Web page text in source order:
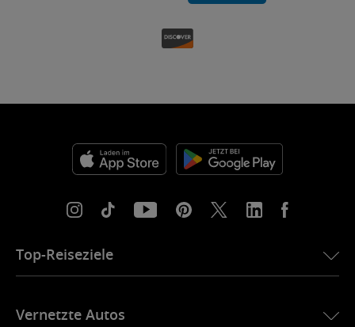
Top-Reiseziele
eSIM für Europa
Vernetzte Autos